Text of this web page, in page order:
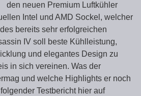
den neuen Premium Luftkühler
Intel und AMD Sockel, welcher
bereits sehr erfolgreichen
IV soll beste Kühlleistung,
und elegantes Design zu
in sich vereinen. Was der
und welche Highlights er noch
Testbericht hier auf